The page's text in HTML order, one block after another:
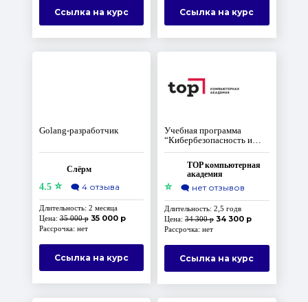
Ссылка на курс Ссылка на курс
Golang-разработчик
Слёрм
4.5⭐ 🗨️ 4 отзыва
Длительность: 2 месяца
Цена:35 000 р 35 000 р
Рассрочка: нет
Ссылка на курс
Учебная программа
“Кибербезопасность и
Сетевые технологии”
TOP компьютерная
академия
⭐ 🗨️ нет отзывов
Длительность: 2,5 годв
Цена: 34 300 р 34 300 р
Рассрочка: нет
Ссылка на курс